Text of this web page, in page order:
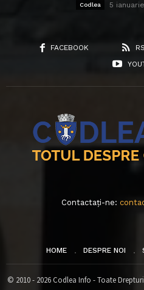
Codlea 5
FACEBOOK
Contactați-ne:
HOME DESPRE NOI
© 2010 - 2026 Codlea Info - Toate